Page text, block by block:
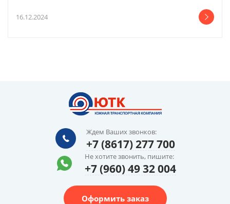
16.12.2024
Оформить заказ
Ждем Ваших звонков:
+7 (8617) 277 700
Не хотите звонить, пишите:
+7 (960) 49 32 004